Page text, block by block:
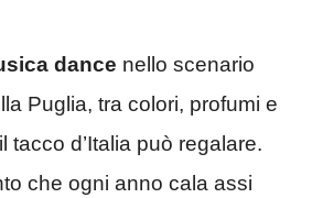
dance nello scenario
Puglia, tra colori, profumi e
tacco d’Italia può regalare.
che ogni anno cala assi